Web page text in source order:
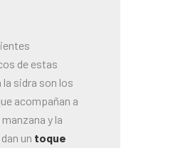
de estas
la sidra son los
acompañan a
y la
un toque